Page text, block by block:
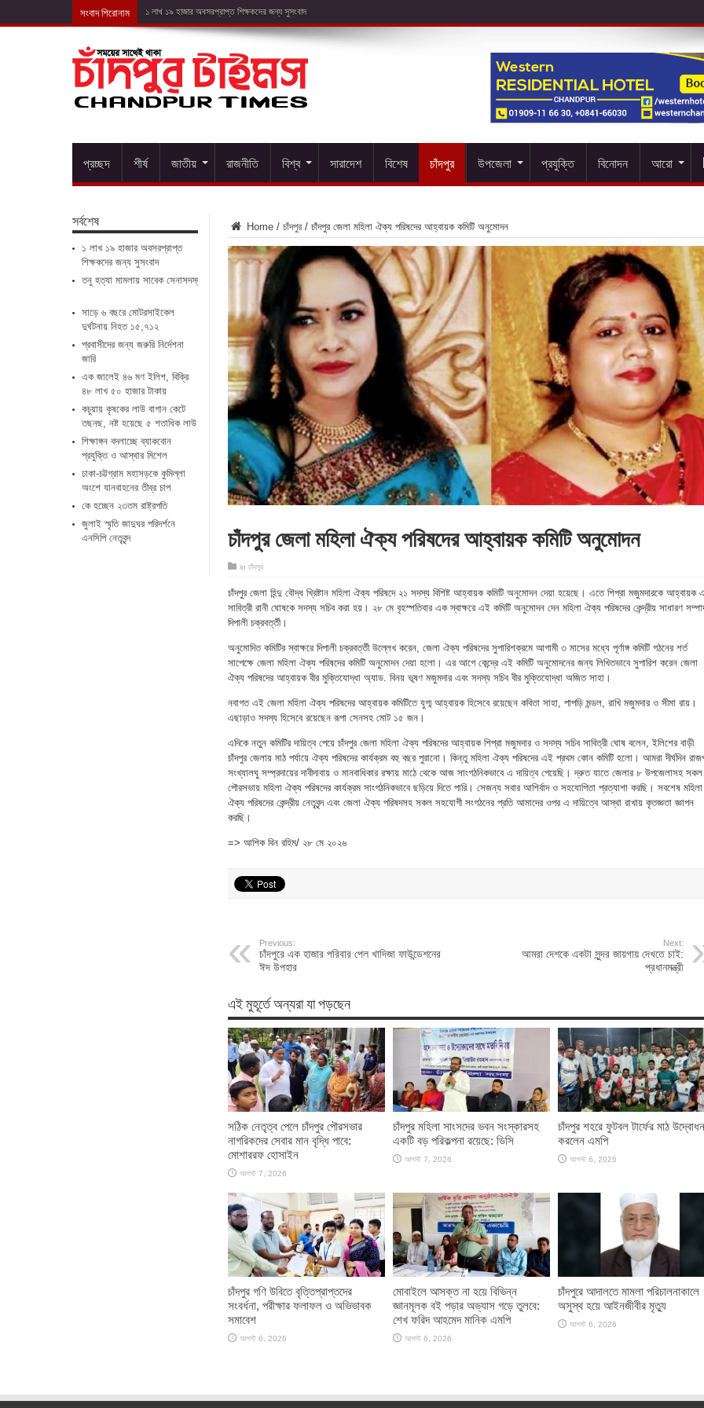
সংবাদ শিরোনাম তনু হত্যা&
প্রচ্ছদ শীর্ষ জাতীয় রাজনীতি বিশ্ব সারাদেশ বিশেষ চাঁদপুর উপজেলা প্রযুক্তি বিনোদন আরো
Home / চাঁদপুর / চাঁদপুর জেলা মহিলা ঐক্য পরিষদের আহ্বায়ক কমিটি অনুমোদন
চাঁদপুর জেলা মহিলা ঐক্য পরিষদের আহ্বায়ক কমিটি অনুমোদন
in চাঁদপুর
চাঁদপুর জেলা হিন্দু বৌদ্ধ খ্রিষ্টান মহিলা ঐক্য পরিষদে ২১ সদস্য বিশিষ্ট আহ্বায়ক কমিটি অনুমোদন দেয়া হয়েছে। এতে শিপ্রা মজুমদারকে আহ্বায়ক
সাবিত্রী রানী ঘোষকে সদস্য সচিব করা হয়। ২৮ মে বৃহস্পতিবার এক স্বাক্ষরে এই কমিটি অনুমোদন দেন মহিলা ঐক্য পরিষদের কেন্দ্রীয় সাধারণ
দিপালী চক্রবর্ত্তী।
অনুমোদিত কমিটির স্বাক্ষরে দিপালী চক্রবর্ত্তী উল্লেখ করেন, জেলা ঐক্য পরিষদের সুপারিশক্রমে আগামী ৩ মাসের মধ্যে পূর্ণাঙ্গ কমিটি গঠনের শর্ত
সাপেক্ষে জেলা মহিলা ঐক্য পরিষদের কমিটি অনুমোদন দেয়া হলো। এর আগে কেন্দ্রে এই কমিটি অনুমোদনের জন্য লিখিতভাবে সুপারিশ করেন জেলা
ঐক্য পরিষদের আহ্বায়ক বীর মুক্তিযোদ্ধা অ্যাড. বিনয় ভূষণ মজুমদার এবং সদস্য সচিব বীর মুক্তিযোদ্ধা অজিত সাহা।
নবাগত এই জেলা মহিলা ঐক্য পরিষদের আহ্বায়ক কমিটিতে যুগ্ম আহ্বায়ক হিসেবে রয়েছেন কবিতা সাহা, পাপড়ি মন্ডল, রাখি মজুমদার ও সীমা রায়।
এছাড়াও সদস্য হিসেবে রয়েছেন রূপা সেনসহ মোট ১৫ জন।
এদিকে নতুন কমিটির দায়িত্ব পেয়ে চাঁদপুর জেলা মহিলা ঐক্য পরিষদের আহ্বায়ক শিপ্রা মজুমদার ও সদস্য সচিব সাবিত্রী ঘোষ বলেন, ইলিশের বাড়ী
চাঁদপুর জেলায় মাঠ পর্যায়ে ঐক্য পরিষদের কার্যক্রম বহু বছর পুরানো। কিন্তু মহিলা ঐক্য পরিষদের এই প্রথম কোন কমিটি হলো। আমরা দীর্ঘদিন
সংখ্যালঘু সম্প্রদায়ের দাবীদাবায় ও মানবাধিকার রক্ষায় মাঠে থেকে আজ সাংগঠনিকভাবে এ দায়িত্ব পেয়েছি। দ্রুত যাতে জেলার ৮ উপজেলাসহ সকল
পৌরসভায় মহিলা ঐক্য পরিষদের কার্যক্রম সাংগঠনিকভাবে ছড়িয়ে দিতে পারি। সেজন্য সবার আশির্বাদ ও সহযোগিতা প্রত্যাশা করছি। সবশেষ মহিলা
ঐক্য পরিষদের কেন্দ্রীয় নেতৃবৃন্দ এবং জেলা ঐক্য পরিষদসহ সকল সহযোগী সংগঠনের প্রতি আমাদের ওপর এ দায়িত্বে আস্থা রাখায় কৃতজ্ঞতা জ্ঞাপন
করছি।
=> আশিক বিন রহিম/ ২৮ মে ২০২৬
Previous:
চাঁদপুরে এক হাজার পরিবার পেল খাদিজা ফাউন্ডেশনের
ঈদ উপহার
Next:
আমরা দেশকে একটা সুন্দর জায়গায় দেখতে চাই:
প্রধানমন্ত্রী
এই মুহূর্তে অন্যরা যা পড়ছেন
সঠিক নেতৃত্ব পেলে চাঁদপুর পৌরসভার
নাগরিকদের সেবার মান বৃদ্ধি পাবে:
মোশাররফ হোসাইন
আগস্ট 7, 2026
চাঁদপুর মহিলা সাংসদের ভবন সংস্কারসহ
একটি বড় পরিকল্পনা রয়েছে: ডিসি
আগস্ট 7, 2026
চাঁদপুর শহরে ফুটবল টার্ফের মাঠ উদ্বোধন
করলেন এমপি
আগস্ট 6, 2026
চাঁদপুর গণি উবিতে বৃত্তিপ্রাপ্তদের
সংবর্ধনা, পরীক্ষার ফলাফল ও অভিভাবক
সমাবেশ
আগস্ট 6, 2026
মোবাইলে আসক্ত না হয়ে বিভিন্ন
জ্ঞানমূলক বই পড়ার অভ্যাস গড়ে তুলবে:
শেখ ফরিদ আহমেদ মানিক এমপি
আগস্ট 6, 2026
চাঁদপুরে আদালতে মামলা পরিচালনাকালে
অসুস্থ হয়ে আইনজীবীর মৃত্যু
আগস্ট 6, 2026
সর্বশেষ
১ লাখ ১৯ হাজার অবসরপ্রাপ্ত
শিক্ষকদের জন্য সুসংবাদ
তনু হত্যা মামলায় সাবেক সেনাসদস্য ফের গ্রেপ্তার
সাড়ে ৬ বছরে মোটরসাইকেল
দুর্ঘটনায় নিহত ১৫,৭১২
প্রবাসীদের জন্য জরুরি নির্দেশনা
জারি
এক জালেই ৪৬ মণ ইলিশ, বিক্রি
৪৮ লাখ ৫০ হাজার টাকায়
কচুয়ায় কৃষকের লাউ বাগান কেটে
তছনছ, নষ্ট হয়েছে ৫ শতাধিক লাউ
শিক্ষাঙ্গন বদলাচ্ছে ব্যাকবোন
প্রযুক্তি ও আস্থার মিশেল
ঢাকা-চট্টগ্রাম মহাসড়কে কুমিল্লা
অংশে যানবাহনের তীব্র চাপ
কে হচ্ছেন ২৩তম রাষ্ট্রপতি
জুলাই স্মৃতি জাদুঘর পরিদর্শনে
এনসিপি নেতৃবৃন্দ